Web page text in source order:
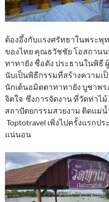
ต้องอึ้งกับแรงศรัทธาในพระพุ
ของไทย คุณธวัชชัย โอสถาน
ทาทายัง ชื่อดัง ประธานในพิธี
นับเป็นพิธีกรรมที่สร้างความ
นักเต้นอมิตตาทาทายัง บูชาพร
จิตใจ ซึ่งการจัดงาน ที่วัดท่าไ
สถาปัตยกรรมสวยงาม ติดแม่
Toptotravel เพิ่งไปครั้งแรกป
แน่นอน